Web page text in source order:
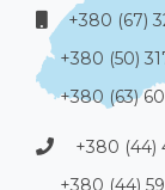
+380 (67)
+380 (50)
+380 (63)
+380 (44)
+380 (44)